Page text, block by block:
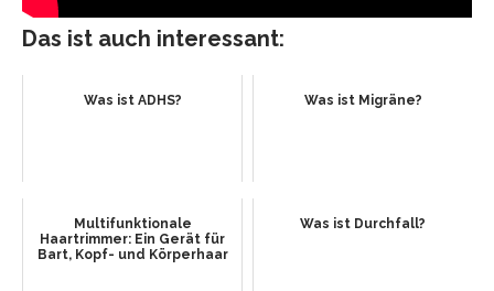
Das ist auch interessant:
Was ist ADHS? Was ist Migräne?
Multifunktionale
Haartrimmer: Ein Gerät für
Bart, Kopf- und Körperhaar
Was ist Durchfall?